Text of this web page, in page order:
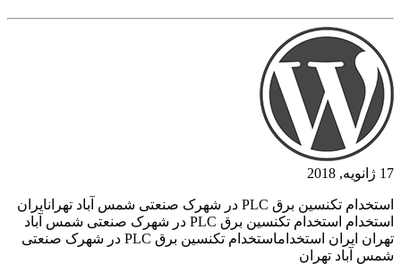
17 ژانویه, 2018
استخدام تکنسین برق PLC در شهرک صنعتی شمس آباد تهرانایران
استخدام استخدام تکنسین برق PLC در شهرک صنعتی شمس آباد
تهران ایران استخداماستخدام تکنسین برق PLC در شهرک صنعتی
شمس آباد تهران